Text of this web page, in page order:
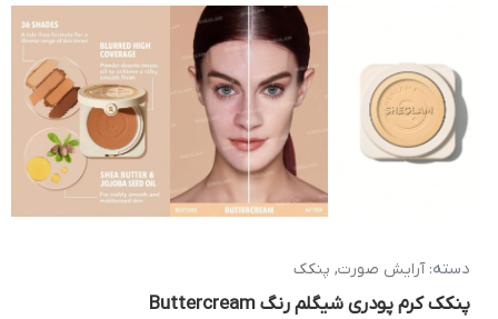
دسته: آرایش صورت, پنکک
پنکک کرم پودری شیگلم رنگ Buttercream